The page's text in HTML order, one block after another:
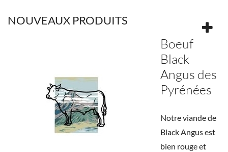
NOUVEAUX PRODUITS
Boeuf
Black
Angus des
Pyrénées
Notre viande de
Black Angus est
bien rouge et